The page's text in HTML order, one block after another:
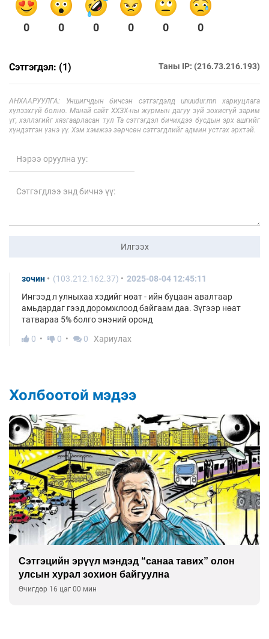
0 0 0 0 0 0
Сэтгэгдэл: (1) Таны IP: (216.73.216.193)
АНХААРУУЛГА: Уншигчдын бичсэн сэтгэгдэлд unuudur.mn хариуцлага
хүлээхгүй болно. Манай сайт ХХЗХ-ны журмын дагуу зүй зохисгүй зарим
үг, хэллэгийг хязгаарласан тул Та сэтгэгдэл бичихдээ бусдын эрх ашгийг
хүндэтгэн үзнэ үү. Хэм хэмжээ зөрчсөн сэтгэгдлийг админ устгах эрхтэй.
Илгээх
зочин (103.212.162.37)
2025-08-04 12:45:11
Ингээд л улныхаа хэдийг нөат - ийн буцаан авалтаар
амьдардаг гээд доромжлоод байгаам даа. Зүгээр нөат
татвараа 5% болго энэний оронд
0
0 0 Хариулах
Холбоотой мэдээ
Сэтгэцийн эрүүл мэндэд “санаа тавих” олон
улсын хурал зохион байгуулна
Өчигдөр 16 цаг 00 мин